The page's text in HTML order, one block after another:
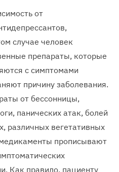
от
случае человек
препараты, которые
с симптомами
причину заболевания.
от бессонницы,
панических атак, болей
различных вегетативных
прописывают
Как правило, пациенту